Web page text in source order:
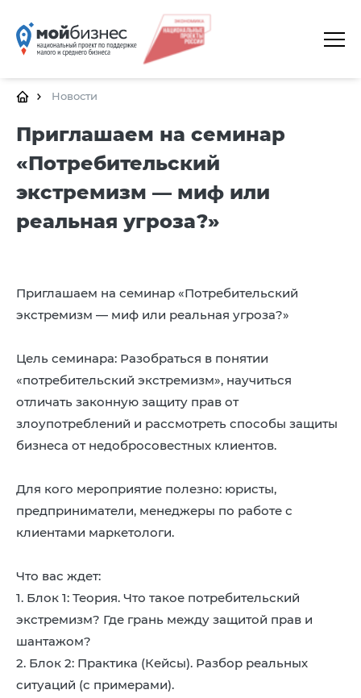
8 (4942) 42-35-83
ГЛАВНАЯ
ЦЕНТРЫ
КАЛЕНДАРЬ МЕРОПРИЯТИЙ
ДОКУМЕНТЫ
КОНТАКТЫ
Новости
Приглашаем на семинар
«Потребительский
экстремизм — миф или
реальная угроза?»
Приглашаем на семинар «Потребительский
экстремизм — миф или реальная угроза?»
Цель семинара: Разобраться в понятии
«потребительский экстремизм», научиться
отличать законную защиту прав от
злоупотреблений и рассмотреть способы защиты
бизнеса от недобросовестных клиентов.
Для кого мероприятие полезно: юристы,
предприниматели, менеджеры по работе с
клиентами маркетологи.
Что вас ждет:
1. Блок 1: Теория. Что такое потребительский
экстремизм? Где грань между защитой прав и
шантажом?
2. Блок 2: Практика (Кейсы). Разбор реальных
ситуаций (с примерами).